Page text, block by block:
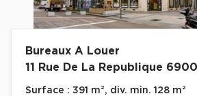
Bureaux A Louer
11 Rue De La Republique
Surface : 391 m², div. min. 128 m²